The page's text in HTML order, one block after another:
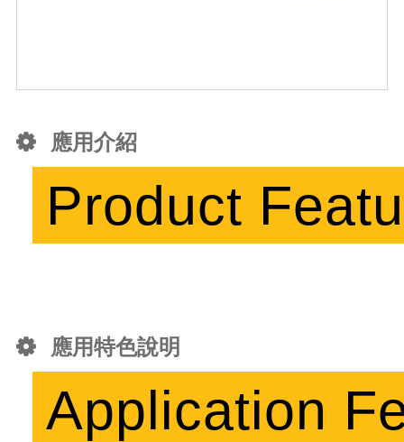
應用介紹
Product
應用特色說明
Application